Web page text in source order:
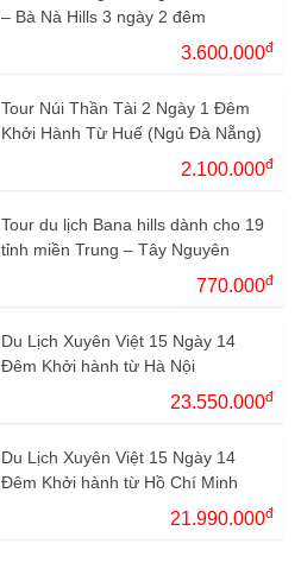
– Bà Nà Hills 3 ngày 2 đêm
3.600.000đ
Tour Núi Thần Tài 2 Ngày 1 Đêm
Khởi Hành Từ Huế (Ngủ Đà Nẵng)
2.100.000đ
Tour du lịch Bana hills dành cho 19
tỉnh miền Trung – Tây Nguyên
770.000đ
Du Lịch Xuyên Việt 15 Ngày 14
Đêm Khởi hành từ Hà Nội
23.550.000đ
Du Lịch Xuyên Việt 15 Ngày 14
Đêm Khởi hành từ Hồ Chí Minh
21.990.000đ